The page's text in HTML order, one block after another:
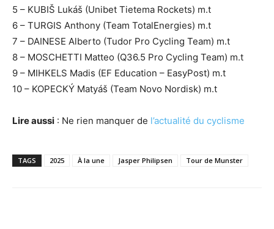
5 – KUBIŠ Lukáš (Unibet Tietema Rockets) m.t
6 – TURGIS Anthony (Team TotalEnergies) m.t
7 – DAINESE Alberto (Tudor Pro Cycling Team) m.t
8 – MOSCHETTI Matteo (Q36.5 Pro Cycling Team) m.t
9 – MIHKELS Madis (EF Education – EasyPost) m.t
10 – KOPECKÝ Matyáš (Team Novo Nordisk) m.t
Lire aussi : Ne rien manquer de l’actualité du cyclisme
TAGS 2025 À la une Jasper Philipsen Tour de Munster